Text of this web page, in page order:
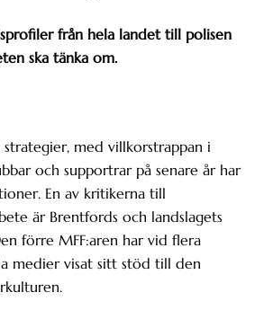
från hela landet till polisen
ska tänka om.
strategier, med villkorstrappan i
och supportrar på senare år har
En av kritikerna till
är Brentfords och landslagets
förre MFF:aren har vid flera
medier visat sitt stöd till den